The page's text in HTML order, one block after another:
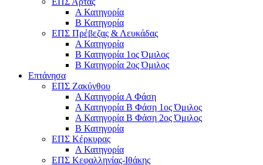
Α Κατηγορία
Β Κατηγορία
ΕΠΣ Πρέβεζας & Λευκάδας
Α Κατηγορία
Β Κατηγορία 1ος Όμιλος
Β Κατηγορία 2ος Όμιλος
Επτάνησα
ΕΠΣ Ζακύνθου
Α Κατηγορία Α Φάση
Α Κατηγορία Β Φάση 1ος Όμιλος
Α Κατηγορία Β Φάση 2ος Όμιλος
Β Κατηγορία
ΕΠΣ Κέρκυρας
A Κατηγορία
ΕΠΣ Κεφαλληνίας-Ιθάκης